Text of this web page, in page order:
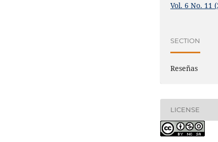
Vol. 6 No. 11
SECTION
Reseñas
LICENSE